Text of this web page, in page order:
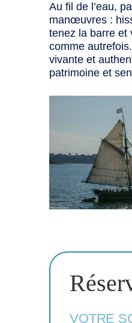
Au fil de l’eau,
manœuvres :
tenez la barre et
comme
vivante et
patrimoine et
VOTRE